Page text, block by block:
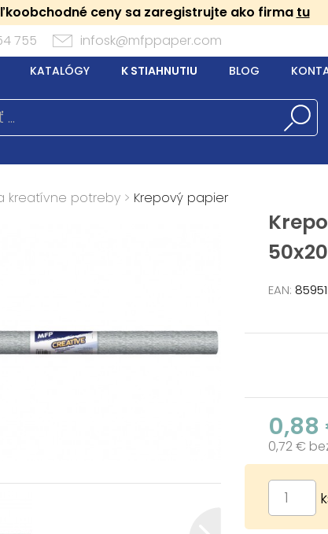
ceny sa zaregistrujte ako firma tu
755 infosk@mfppaper.com
KATALÓGY K STIAHNUTIU BLOG
kreatívne potreby > Krepový papier
EAN:
0,88
0,72 €